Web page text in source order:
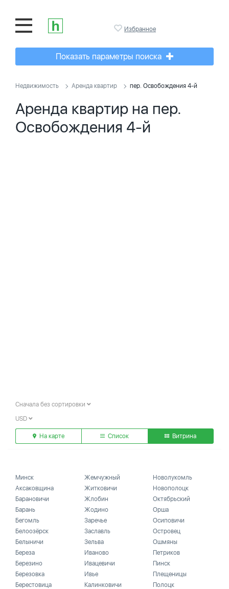
Избранное
Показать параметры поиска
Недвижимость Аренда квартир пер. Освобождения 4-й
Аренда квартир на пер.
Освобождения 4-й
Сначала без сортировки
USD
На карте Список Витрина
Минск
Аксаковщина
Барановичи
Барань
Бегомль
Белоозёрск
Белыничи
Береза
Березино
Березовка
Берестовица
Жемчужный
Житковичи
Жлобин
Жодино
Заречье
Заславль
Зельва
Иваново
Ивацевичи
Ивье
Калинковичи
Новолукомль
Новополоцк
Октябрьский
Орша
Осиповичи
Островец
Ошмяны
Петриков
Пинск
Плещеницы
Полоцк